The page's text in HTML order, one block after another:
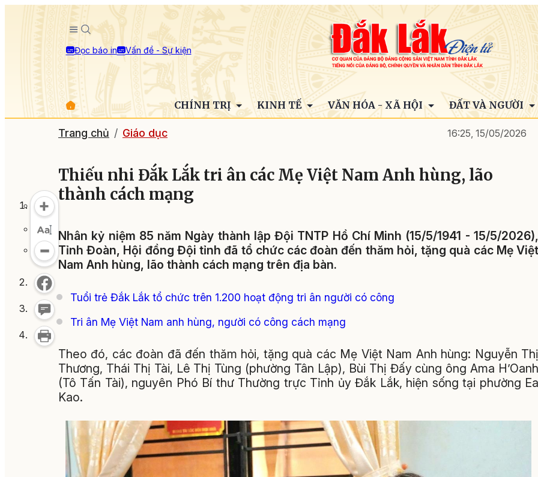
Đọc báo in Vấn đề - Sự kiện
CHÍNH TRỊ KINH TẾ VĂN HÓA - XÃ HỘI ĐẤT VÀ NGƯỜI
Trang chủ Giáo dục 16:25, 15/05/2026
Thiếu nhi Đắk Lắk tri ân các Mẹ Việt Nam Anh hùng, lão
thành cách mạng
Nhân kỷ niệm 85 năm Ngày thành lập Đội TNTP Hồ Chí Minh (15/5/1941 - 15/5/2026),
Tỉnh Đoàn, Hội đồng Đội tỉnh đã tổ chức các đoàn đến thăm hỏi, tặng quà các Mẹ Việt
Nam Anh hùng, lão thành cách mạng trên địa bàn.
Tuổi trẻ Đắk Lắk tổ chức trên 1.200 hoạt động tri ân người có công
Tri ân Mẹ Việt Nam anh hùng, người có công cách mạng
Theo đó, các đoàn đã đến thăm hỏi, tặng quà các Mẹ Việt Nam Anh hùng: Nguyễn Thị
Thương, Thái Thị Tài, Lê Thị Tùng (phường Tân Lập), Bùi Thị Đấy cùng ông Ama H’Oanh
(Tô Tấn Tài), nguyên Phó Bí thư Thường trực Tỉnh ủy Đắk Lắk, hiện sống tại phường Ea
Kao.